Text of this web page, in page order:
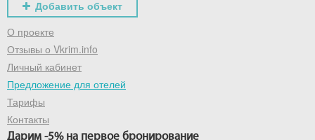
Добавить объект
О проекте
Отзывы о Vkrim.info
Личный кабинет
Предложение для отелей
Тарифы
Контакты
Дарим -5% на первое бронирование